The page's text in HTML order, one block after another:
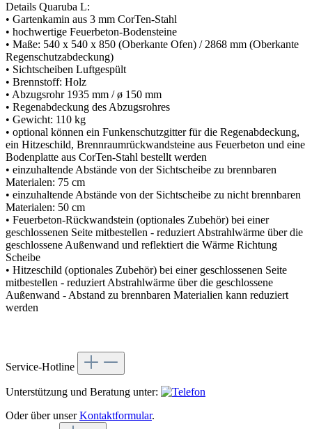
Details Quaruba L:
• Gartenkamin aus 3 mm CorTen-Stahl
• hochwertige Feuerbeton-Bodensteine
• Maße: 540 x 540 x 850 (Oberkante Ofen) / 2868 mm (Oberkante
Regenschutzabdeckung)
• Sichtscheiben Luftgespült
• Brennstoff: Holz
• Abzugsrohr 1935 mm / ø 150 mm
• Regenabdeckung des Abzugsrohres
• Gewicht: 110 kg
• optional können ein Funkenschutzgitter für die Regenabdeckung,
ein Hitzeschild, Brennraumrückwandsteine aus Feuerbeton und eine
Bodenplatte aus CorTen-Stahl bestellt werden
• einzuhaltende Abstände von der Sichtscheibe zu brennbaren
Materialen: 75 cm
• einzuhaltende Abstände von der Sichtscheibe zu nicht brennbaren
Materialen: 50 cm
• Feuerbeton-Rückwandstein (optionales Zubehör) bei einer
geschlossenen Seite mitbestellen - reduziert Abstrahlwärme über die
geschlossene Außenwand und reflektiert die Wärme Richtung
Scheibe
• Hitzeschild (optionales Zubehör) bei einer geschlossenen Seite
mitbestellen - reduziert Abstrahlwärme über die geschlossene
Außenwand - Abstand zu brennbaren Materialien kann reduziert
werden
Service-Hotline
Unterstützung und Beratung unter:
Oder über unserKontaktformular.